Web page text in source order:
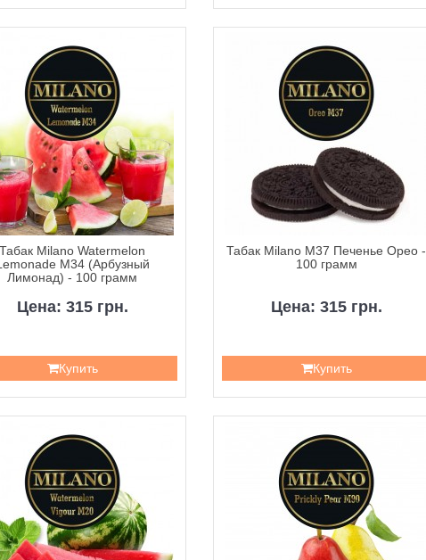
Табак Milano Watermelon
M34 (Арбузный
Лимонад) - 100 грамм
Цена: 315 грн.
Купить
Табак Milano M37 Печенье Орео -
100 грамм
Цена: 315 грн.
Купить